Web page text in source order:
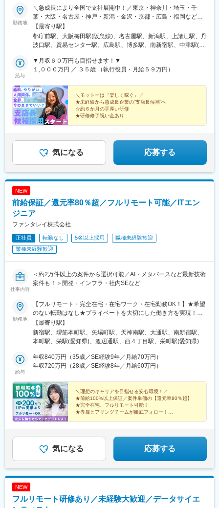
勤務地
＼急成長により全国で支社展開中！／東京・神奈川・埼玉・千
葉・大阪・名古屋・神戸・新潟・金沢・京都・広島・福岡などで
募集中！★東京、大阪、名古屋、福岡は急募のため、特に選考優
遇します★◎勤務地は希望を考慮し、決定します。◎本人希望以
外での転勤はありません。◎マイカー通勤可（新潟支店、金沢支
本社／「梅田駅」徒歩5分、「大阪駅」徒歩8分■新潟支店／「新
潟駅」徒歩8分■金沢支店／「上諸江駅」徒歩20分■名古屋支店／
「三宮駅」徒歩5分■京都支店／「丹波口駅」徒歩5分■広島支店／
「広島駅」徒歩7分■福岡支店／「博多駅」徒歩10分
【最寄り駅】
都庁前駅、大阪梅田駅(阪急線)、名古屋駅、新潟駅、上諸江駅、丹
波口駅、貿易センター駅、広島駅、博多駅、南新宿駅、中津駅(地
駅、中津駅(大阪府・阪急線)、神戸三宮駅(阪神)、猿猴橋町駅
給与
▼月収６０万円も目指せます！▼
１,０００万円 ／ ３５歳 （執行役員・月給５９万円）
＼モットーは『楽しく稼ぐ』／
★未経験から急成長企業の”支店長候補”へ
☆約６か月の手厚い研修
★研修修了祝い金あり
★最短入社１年半で営業部長へ昇格実績あり
気になる 応募する
NEW
前給保証／還元率80％超／フルリモート可能／ITエン
ジニア
ファンタレイ株式会社
正社員 転勤なし 5名以上採用
職種未経験歓迎
業種未経験歓迎
仕事内容
＜約2万件以上の案件から選択可能／AI・メタバースなど最新技術
案件も！＞開発・インフラ・社内SEなど
勤務地
【フルリモート・完全在宅・在宅ワーク・在宅勤務OK！】★希望
のない転勤はなし★プライベートを大切にした働き方を実現！★
東京・大阪・名古屋・北海道・福岡など全国の希望の勤務地で希
望の働き方ができます！★入社後に本人希望で上京や地方への引
っ越しした方も複数名いて、その人に合った働き方を実現！
東京都新宿区西新宿1-20-3 西新宿高木ビル8F└各線「新宿」駅よ
り徒歩5分【大阪支社】大阪府大阪市中央区安土町2-3-13 大阪国
社】愛知県名古屋市中区栄3-15-33 栄ガスビル13F└各線「栄」駅
より徒歩5分【福岡支社】福岡県福岡市中央区渡辺通5-14-12 南天
神ビル3F└七隈線「天神南」駅より徒歩4分【北海道支社】北海道
札幌市中央区大通西1丁目14-2 桂和大通ビル50 9F└各線「大通」
駅より徒歩3分
【最寄り駅】
新宿駅、堺筋本町駅、矢場町駅、天神南駅、大通駅、南新宿駅、
本町駅、栄駅(愛知県)、渡辺通駅、西４丁目駅、栄町駅(愛知県)、
給与
年収840万円（35歳／SE経験9年／月給70万円）
年収720万円（28歳／SE経験8年／月給60万円）
＼理想のキャリアを目指せる安心環境！／
★前給100%以上保証／案件単価の【還元率80％超】
★完全在宅、フルリモート可能！
★専属ヒアリングチームが徹底フォロー！
気になる 応募する
NEW
フルリモート研修あり／未経験大歓迎／データサイエ